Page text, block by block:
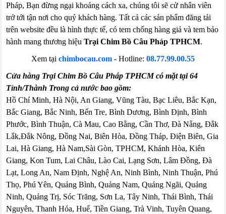
Pháp, Bạn đừng ngại khoảng cách xa, chúng tôi sẽ cử nhân viên
trở tới tận nơi cho quý khách hàng. Tất cả các sản phẩm đăng tải
trên website đều là hình thực tế, có tem chống hàng giả và tem bảo
hành mang thương hiệuTrại Chim Bồ Câu Pháp TPHCM.
Xem tại chimbocau.com - Hotline: 08.77.99.00.55
Cửa hàng Trại Chim Bồ Câu Pháp TPHCM có mặt tại 64
Tỉnh/Thành Trong cả nước bao gồm:
Hồ Chí Minh, Hà Nội, An Giang, Vũng Tàu, Bạc Liêu, Bắc Kạn,
Bắc Giang, Bắc Ninh, Bến Tre, Bình Dương, Bình Định, Bình
Phước, Bình Thuận, Cà Mau, Cao Bằng, Cần Thơ, Đà Nẵng, Đắk
Lắk,Đắk Nông, Đồng Nai, Biên Hòa, Đồng Tháp, Điện Biên, Gia
Lai, Hà Giang, Hà Nam,Sài Gòn, TPHCM, Khánh Hòa, Kiên
Giang, Kon Tum, Lai Châu, Lào Cai, Lạng Sơn, Lâm Đồng, Đà
Lạt, Long An, Nam Định, Nghệ An, Ninh Bình, Ninh Thuận, Phú
Thọ, Phú Yên, Quảng Bình, Quảng Nam, Quảng Ngãi, Quảng
Ninh, Quảng Trị, Sóc Trăng, Sơn La, Tây Ninh, Thái Bình, Thái
Nguyên, Thanh Hóa, Huế, Tiền Giang, Trà Vinh, Tuyên Quang,